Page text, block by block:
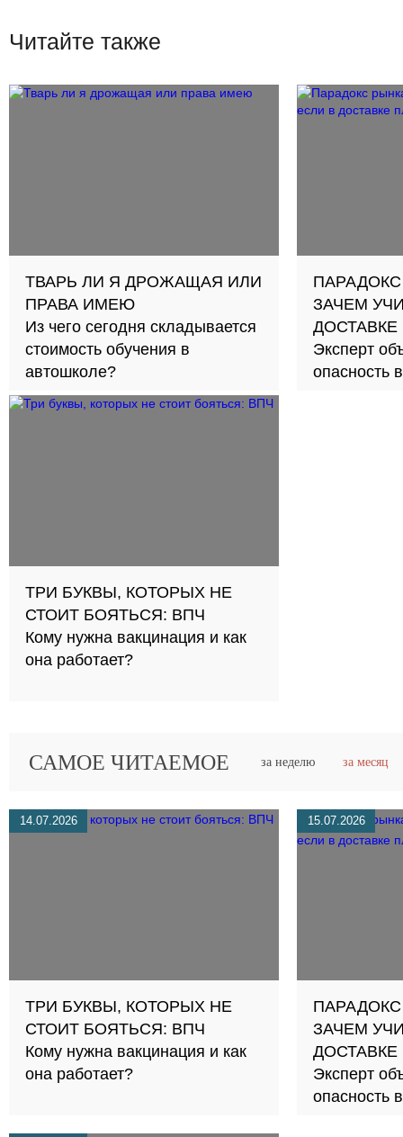
Читайте также
ТВАРЬ ЛИ Я ДРОЖАЩАЯ ИЛИ
ПРАВА ИМЕЮ
Из чего сегодня складывается
стоимость обучения в
автошколе?
ЗАЧЕМ
Эксперт
опасность
ТРИ БУКВЫ, КОТОРЫХ НЕ
СТОИТ БОЯТЬСЯ: ВПЧ
Кому нужна вакцинация и как
она работает?
САМОЕ ЧИТАЕМОЕ за неделю за месяц
14.07.2026
ТРИ БУКВЫ, КОТОРЫХ НЕ
СТОИТ БОЯТЬСЯ: ВПЧ
Кому нужна вакцинация и как
она работает?
15.07.2026
ЗАЧЕМ
Эксперт
опасность